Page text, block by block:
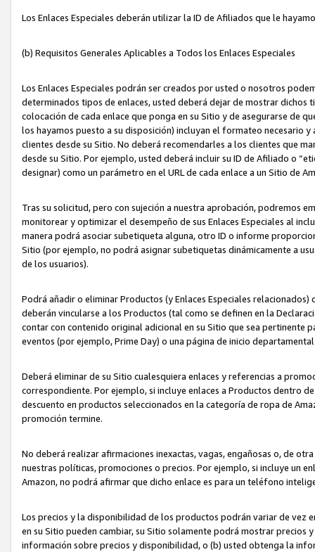
Los Enlaces Especiales deberán utilizar la ID de Afiliados que le
(b) Requisitos Generales Aplicables a Todos los Enlaces Especiales
Los Enlaces Especiales podrán ser creados por usted o nosotros
determinados tipos de enlaces, usted deberá dejar de mostrar dichos
colocación de cada enlace que ponga en su Sitio y de asegurarse de
los hayamos puesto a su disposición) incluyan el formateo necesario
clientes desde su Sitio. No deberá recomendarles a los clientes que
desde su Sitio. Por ejemplo, usted deberá incluir su ID de Afiliado o
designar) como un parámetro en el URL de cada enlace a un Sitio de
Tras su solicitud, pero con sujeción a nuestra aprobación, podremos
monitorear y optimizar el desempeño de sus Enlaces Especiales al
manera podrá asociar subetiqueta alguna, otro ID o informe
Sitio (por ejemplo, no podrá asignar subetiquetas dinámicamente a
de los usuarios).
Podrá añadir o eliminar Productos (y Enlaces Especiales
deberán vincularse a los Productos (tal como se definen en la
contar con contenido original adicional en su Sitio que sea pertinente
eventos (por ejemplo, Prime Day) o una página de inicio
Deberá eliminar de su Sitio cualesquiera enlaces y referencias a
correspondiente. Por ejemplo, si incluye enlaces a Productos dentro
descuento en productos seleccionados en la categoría de ropa de
promoción termine.
No deberá realizar afirmaciones inexactas, vagas, engañosas o, de
nuestras políticas, promociones o precios. Por ejemplo, si incluye un
Amazon, no podrá afirmar que dicho enlace es para un teléfono
Los precios y la disponibilidad de los productos podrán variar de vez
en su Sitio pueden cambiar, su Sitio solamente podrá mostrar
información sobre precios y disponibilidad, o (b) usted obtenga la